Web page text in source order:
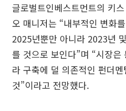
글로벌트인베스트먼트의 키
오 매니저는 “내부적인 변화
2025년뿐만 아니라 2023년
를 것으로 보인다”며 “시장은
라 구축에 덜 의존적인 펀더
것”이라고 전망했다.